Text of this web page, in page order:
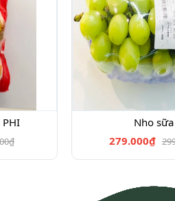
PHI
Nho sữa
279.000₫